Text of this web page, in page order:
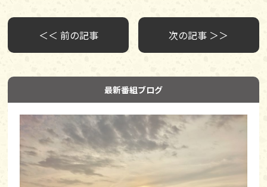
＜＜ 前の記事 次の記事 ＞＞
最新番組ブログ